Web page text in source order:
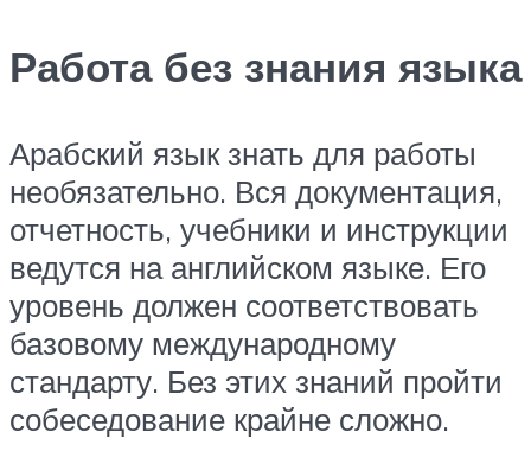
Работа без знания языка
Арабский язык знать для работы
необязательно. Вся документация,
отчетность, учебники и инструкции
ведутся на английском языке. Его
уровень должен соответствовать
базовому международному
стандарту. Без этих знаний пройти
собеседование крайне сложно.